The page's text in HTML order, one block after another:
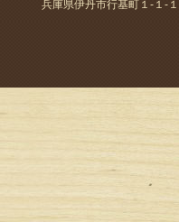
兵庫県伊丹市行基町１-１-